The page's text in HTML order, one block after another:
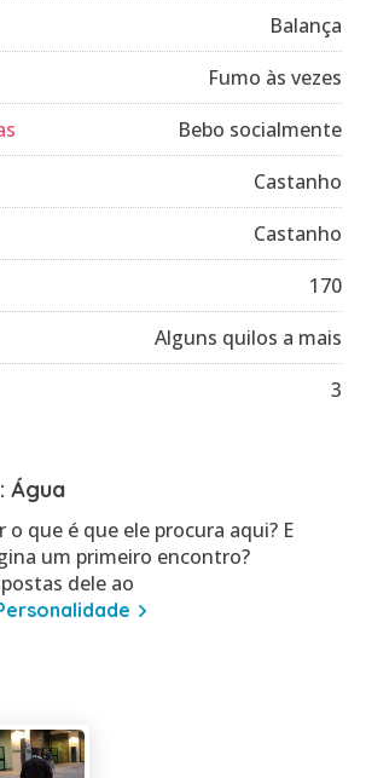
Balança
Fumo às vezes
Bebo socialmente
Castanho
Castanho
170
Alguns quilos a mais
3
Água
o que é que ele procura aqui? E
um primeiro encontro?
dele ao